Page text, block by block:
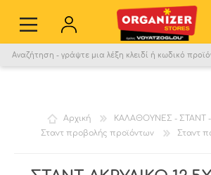
Αγαπημένα 0
Σύγκριση
Αρχική
ΚΑΛΑΘΟΥΝΕΣ - ΣΤΑΝΤ -
Σταντ προβολής προϊόντων
Σταντ